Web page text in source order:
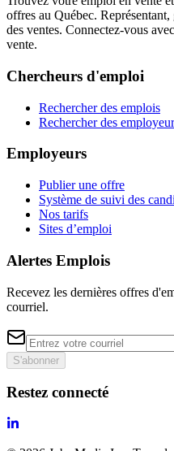
offres au Québec.
des ventes. Connectez-vous
vente.
Chercheurs d'emploi
Rechercher des emplois
Rechercher des
Employeurs
Publier une offre
Système de suivi des
Nos tarifs
Sites d’emploi
Alertes Emplois
Recevez les dernières offres
courriel.
S'abonner
Restez connecté